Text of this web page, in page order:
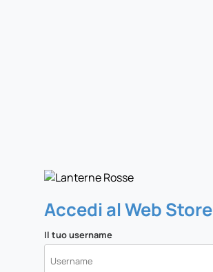
Accedi al Web Store
Il tuo username